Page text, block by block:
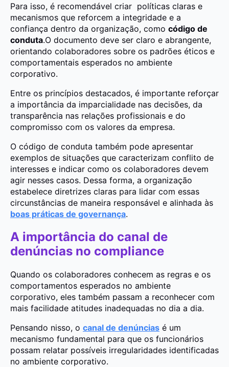
Para isso, é recomendável criar políticas claras e
mecanismos que reforcem a integridade e a
confiança dentro da organização, como código de
conduta.O documento deve ser claro e abrangente,
orientando colaboradores sobre os padrões éticos e
comportamentais esperados no ambiente
corporativo.
Entre os princípios destacados, é importante reforçar
a importância da imparcialidade nas decisões, da
transparência nas relações profissionais e do
compromisso com os valores da empresa.
O código de conduta também pode apresentar
exemplos de situações que caracterizam conflito de
interesses e indicar como os colaboradores devem
agir nesses casos. Dessa forma, a organização
estabelece diretrizes claras para lidar com essas
circunstâncias de maneira responsável e alinhada às
boas práticas de governança.
A importância do canal de
denúncias no compliance
Quando os colaboradores conhecem as regras e os
comportamentos esperados no ambiente
corporativo, eles também passam a reconhecer com
mais facilidade atitudes inadequadas no dia a dia.
Pensando nisso, o canal de denúncias é um
mecanismo fundamental para que os funcionários
possam relatar possíveis irregularidades identificadas
no ambiente corporativo.